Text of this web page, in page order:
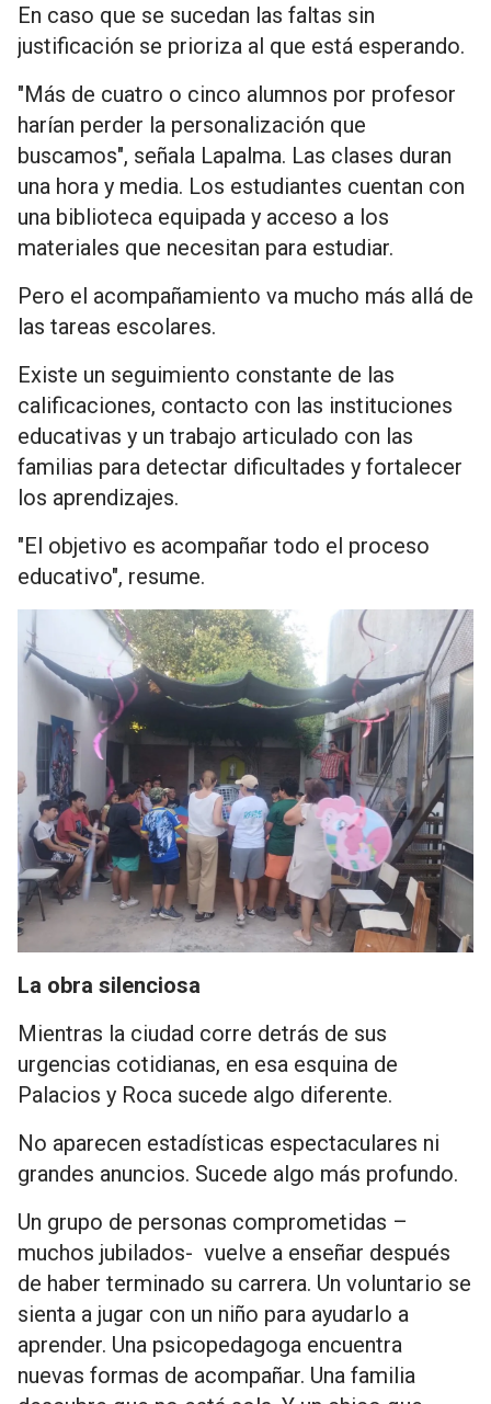
En caso que se sucedan las faltas sin
justificación se prioriza al que está esperando.
"Más de cuatro o cinco alumnos por profesor
harían perder la personalización que
buscamos", señala Lapalma. Las clases duran
una hora y media. Los estudiantes cuentan con
una biblioteca equipada y acceso a los
materiales que necesitan para estudiar.
Pero el acompañamiento va mucho más allá de
las tareas escolares.
Existe un seguimiento constante de las
calificaciones, contacto con las instituciones
educativas y un trabajo articulado con las
familias para detectar dificultades y fortalecer
los aprendizajes.
"El objetivo es acompañar todo el proceso
educativo", resume.
La obra silenciosa
Mientras la ciudad corre detrás de sus
urgencias cotidianas, en esa esquina de
Palacios y Roca sucede algo diferente.
No aparecen estadísticas espectaculares ni
grandes anuncios. Sucede algo más profundo.
Un grupo de personas comprometidas –
muchos jubilados- vuelve a enseñar después
de haber terminado su carrera. Un voluntario se
sienta a jugar con un niño para ayudarlo a
aprender. Una psicopedagoga encuentra
nuevas formas de acompañar. Una familia